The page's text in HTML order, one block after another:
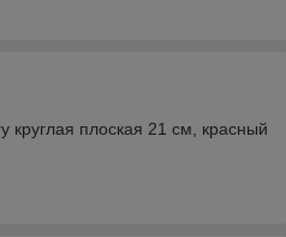
круглая плоская 21 см, красный